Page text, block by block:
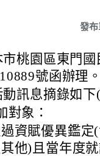
發布
桃園區東門
號函辦理。
動訊息摘錄如
對象：
資賦優異鑑定
他)且當年度